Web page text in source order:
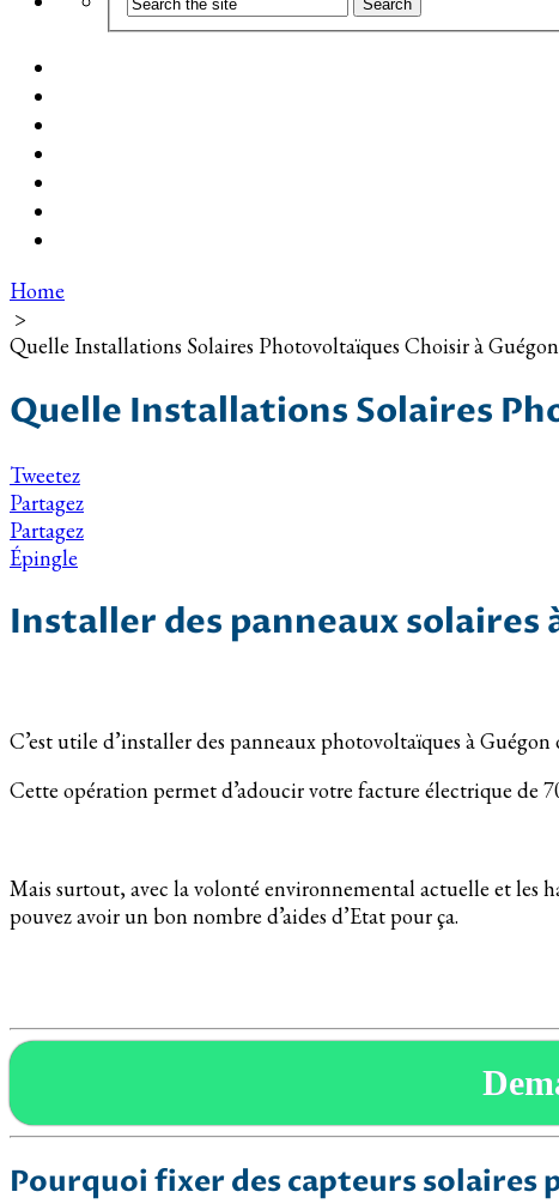
Home
>
Quelle Installations Solaires Photovoltaïques Choisir à Guégon
Quelle Installations Solaires
Tweetez
Partagez
Partagez
Épingle
Installer des panneaux solaires
C’est utile d’installer des panneaux photovoltaïques à Guégon
Cette opération permet d’adoucir votre facture électrique de
Mais surtout, avec la volonté environnemental actuelle et les
pouvez avoir un bon nombre d’aides d’Etat pour ça.
Pourquoi fixer des capteurs solaires